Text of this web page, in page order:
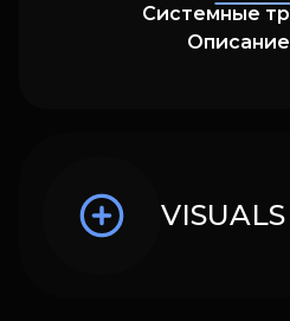
Системные
VISUALS